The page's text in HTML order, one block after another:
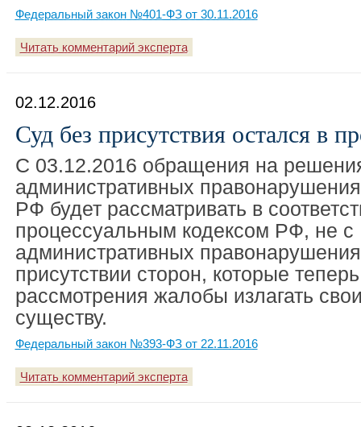
Федеральный закон №401-ФЗ от 30.11.2016
Читать комментарий эксперта
02.12.2016
Суд без присутствия остался в
С 03.12.2016 обращения на
административных
РФ будет рассматривать в
процессуальным кодексом РФ, не
административных
присутствии сторон, которые
рассмотрения жалобы излагать
существу.
Федеральный закон №393-ФЗ от 22.11.2016
Читать комментарий эксперта